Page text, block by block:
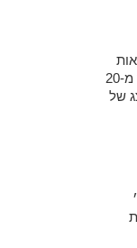
תחנות טלוויזיה ומגיעים ליותר מ-20
של